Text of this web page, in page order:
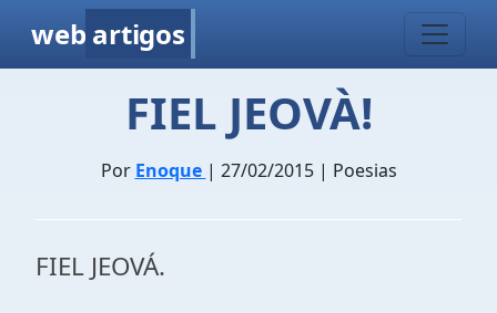
web artigos
FIEL JEOVÀ!
Por Enoque | 27/02/2015 | Poesias
FIEL JEOVÁ.